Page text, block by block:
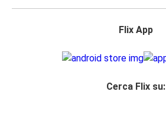
Flix App
Cerca Flix su: